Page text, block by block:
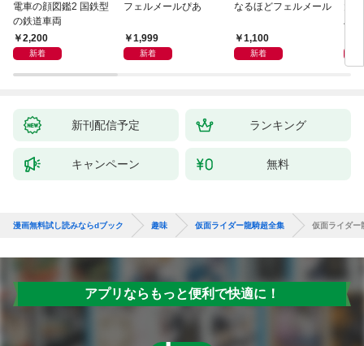
電車の顔図鑑2 国鉄型
の鉄道車両
2,200
新着
フェルメールぴあ
1,999
新着
なるほどフェルメール
1,100
新着
ハ
新刊配信予定 ランキング
キャンペーン 無料
漫画無料試し読みならdブック 趣味 仮面ライダー龍騎超全集 仮面ライダ
アプリならもっと便利で快適に！